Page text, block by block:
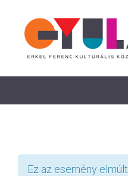
Ez az esemény elmúlt.